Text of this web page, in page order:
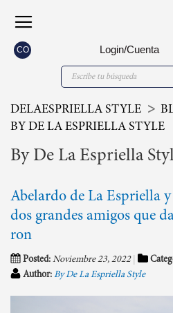
CO Login/Cuenta
Search
DELAESPRIELLA STYLE
BY DE LA ESPRIELLA STYLE
By De La Espriella
Abelardo de La Espriella
dos grandes amigos que
ron
Posted: Noviembre 23, 2022
Author: By De La Espriella Style